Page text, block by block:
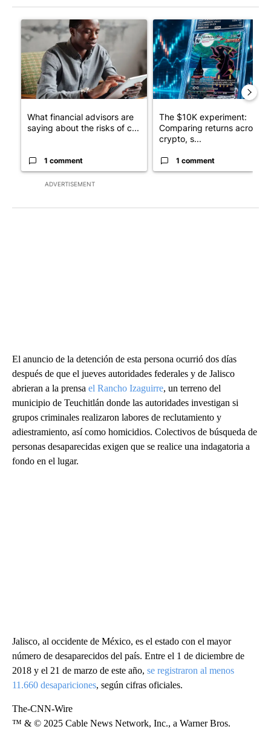
ADVERTISEMENT
A trending article titled "What financial advisors are saying
What financial advisors are
saying about the risks of c...
1 comment
A trending article titled
The $10K experiment:
Comparing returns across
crypto, s...
1 comment
El anuncio de la detención de esta persona ocurrió dos días
después de que el jueves autoridades federales y de Jalisco
abrieran a la prensa el Rancho Izaguirre, un terreno del
municipio de Teuchitlán donde las autoridades investigan si
grupos criminales realizaron labores de reclutamiento y
adiestramiento, así como homicidios. Colectivos de búsqueda de
personas desaparecidas exigen que se realice una indagatoria a
fondo en el lugar.
Jalisco, al occidente de México, es el estado con el mayor
número de desaparecidos del país. Entre el 1 de diciembre de
2018 y el 21 de marzo de este año, se registraron al menos
11.660 desapariciones, según cifras oficiales.
The-CNN-Wire
™ & © 2025 Cable News Network, Inc., a Warner Bros.